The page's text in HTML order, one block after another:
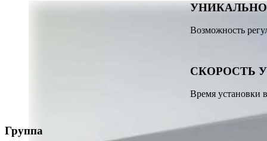
Возможность
СКОРОСТЬ
Время установки
Группа